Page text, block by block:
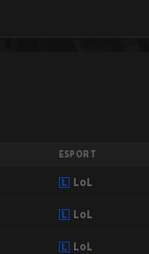
ESPORT
LoL
LoL
LoL